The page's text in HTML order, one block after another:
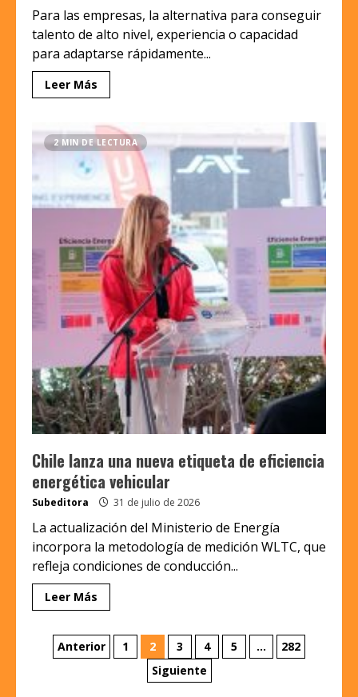
Para las empresas, la alternativa para conseguir
talento de alto nivel, experiencia o capacidad
para adaptarse rápidamente...
Leer Más
2 MIN DE LECTURA
Chile lanza una nueva etiqueta de eficiencia
energética vehicular
Subeditora 31 de julio de 2026
La actualización del Ministerio de Energía
incorpora la metodología de medición WLTC, que
refleja condiciones de conducción...
Leer Más
Paginación
Anterior 1 2 3 4 5 …
282
Siguiente